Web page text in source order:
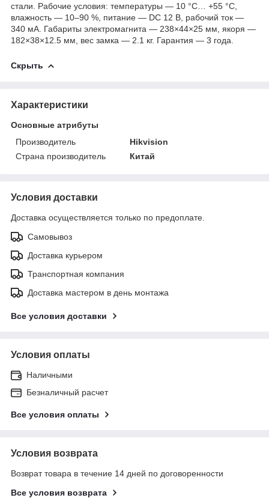
стали. Рабочие условия: температуры — 10 °C… +55 °C,
влажность — 10–90 %, питание — DC 12 В, рабочий ток —
340 мА. Габариты электромагнита — 238×44×25 мм, якоря —
182×38×12.5 мм, вес замка — 2.1 кг. Гарантия — 3 года.
Скрыть
Характеристики
Основные атрибуты
Производитель
Hikvision
Страна производитель
Китай
Условия доставки
Доставка осуществляется только по предоплате.
Самовывоз
Доставка курьером
Транспортная компания
Доставка мастером в день монтажа
Все условия доставки
Условия оплаты
Наличными
Безналичный расчет
Все условия оплаты
Условия возврата
Возврат товара в течение 14 дней по договоренности
Все условия возврата